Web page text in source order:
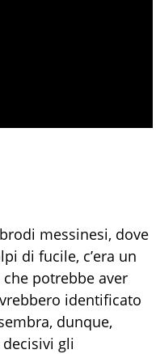
messinesi, dove
di fucile, c’era un
potrebbe aver
identificato
dunque,
gli